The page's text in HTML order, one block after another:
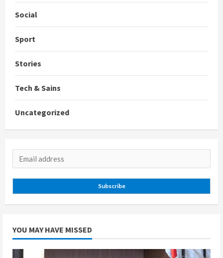
Social
Sport
Stories
Tech & Sains
Uncategorized
Subscribe
YOU MAY HAVE MISSED